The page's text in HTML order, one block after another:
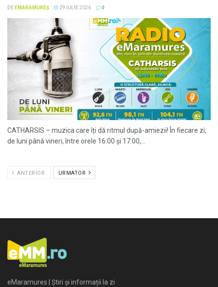
DE EMARAMUREȘ 29 IULIE 2026 0
CATHARSIS – muzica care îți dă ritmul după-amiezii! În fiecare zi,
de luni până vineri, între orele 16:00 și 17:00,...
ANTERIOR URMATOR
eMaramures | Știri și informații la zi